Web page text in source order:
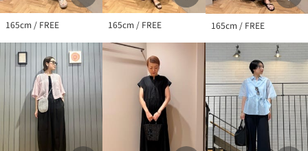
============================
機能性：抗菌
============================
【注意事項】
※画像の商品はサンプルです。
※商品に「取り扱い上の注意書き」、「洗濯表示」がございます
場合は、使用前に必ずご確認ください。
※商品画像は、光の当たり具合やパソコンなどの閲覧環境によ
165cm / FREE 165cm / FREE 165cm / FREE